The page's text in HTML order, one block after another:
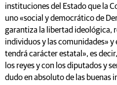
instituciones del Estado que la
uno «social y democrático de
garantiza la libertad ideológica,
individuos y las comunidades»
tendrá carácter estatal», es
los reyes y con los diputados y
dudo en absoluto de las buenas